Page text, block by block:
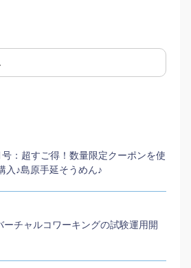
号：超すご得！数量限定クーポンを使
入♪島原手延そうめん♪
ーチャルコワーキングの試験運用開